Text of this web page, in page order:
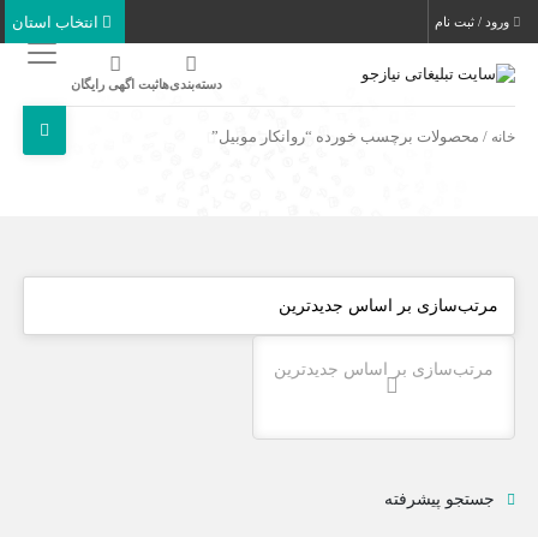
ورود / ثبت نام
دسته‌بندی‌هاثبت اگهی رایگان
خانه / محصولات برچسب خورده “روانکار موبیل”
مرتب‌سازی بر اساس جدیدترین
جستجو پیشرفته